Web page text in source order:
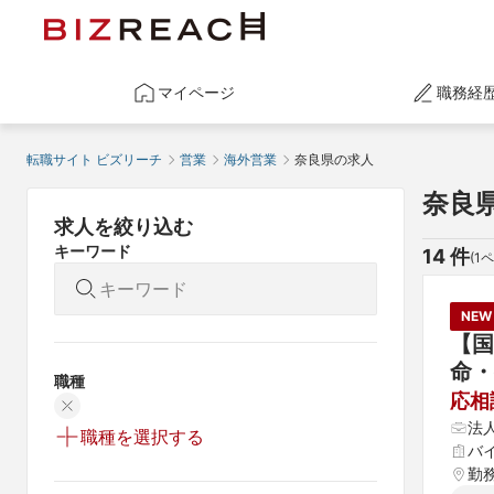
マイページ 職務経
転職サイト ビズリーチ 営業 海外営業 奈良県の求人
求人を絞り込む
キーワード
職種
職種を選択する
奈良
14 件(1
NEW
【
命
応相
法
バ
勤